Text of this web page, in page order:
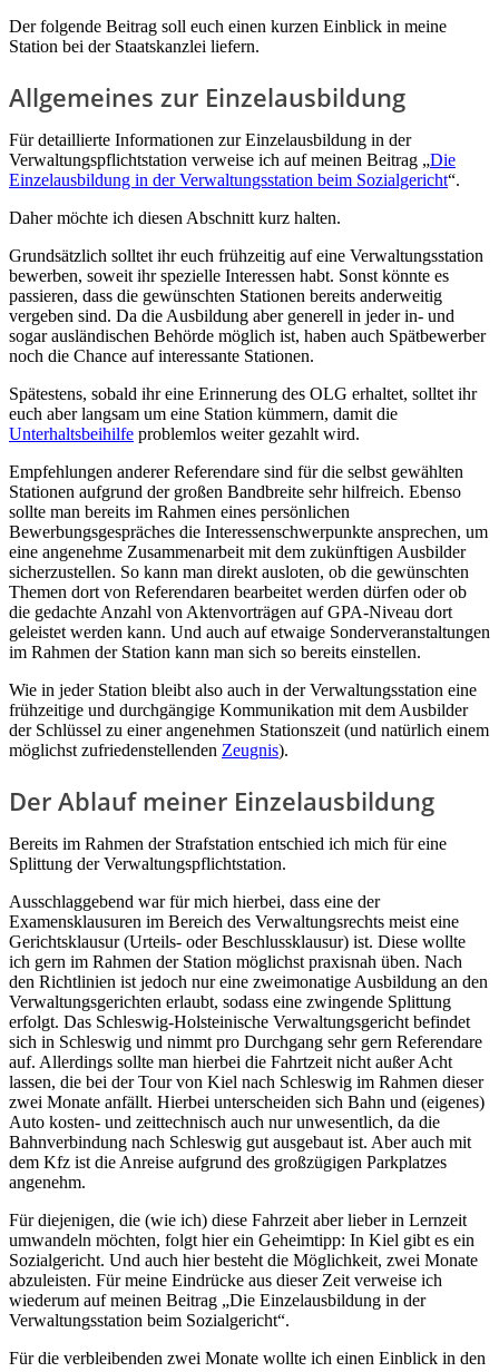
Der folgende Beitrag soll euch einen kurzen Einblick in meine
Station bei der Staatskanzlei liefern.
Allgemeines zur Einzelausbildung
Für detaillierte Informationen zur Einzelausbildung in der
Verwaltungspflichtstation verweise ich auf meinen Beitrag „Die
Einzelausbildung in der Verwaltungsstation beim Sozialgericht“.
Daher möchte ich diesen Abschnitt kurz halten.
Grundsätzlich solltet ihr euch frühzeitig auf eine Verwaltungsstation
bewerben, soweit ihr spezielle Interessen habt. Sonst könnte es
passieren, dass die gewünschten Stationen bereits anderweitig
vergeben sind. Da die Ausbildung aber generell in jeder in- und
sogar ausländischen Behörde möglich ist, haben auch Spätbewerber
noch die Chance auf interessante Stationen.
Spätestens, sobald ihr eine Erinnerung des OLG erhaltet, solltet ihr
euch aber langsam um eine Station kümmern, damit die
Unterhaltsbeihilfe problemlos weiter gezahlt wird.
Empfehlungen anderer Referendare sind für die selbst gewählten
Stationen aufgrund der großen Bandbreite sehr hilfreich. Ebenso
sollte man bereits im Rahmen eines persönlichen
Bewerbungsgespräches die Interessenschwerpunkte ansprechen, um
eine angenehme Zusammenarbeit mit dem zukünftigen Ausbilder
sicherzustellen. So kann man direkt ausloten, ob die gewünschten
Themen dort von Referendaren bearbeitet werden dürfen oder ob
die gedachte Anzahl von Aktenvorträgen auf GPA-Niveau dort
geleistet werden kann. Und auch auf etwaige Sonderveranstaltungen
im Rahmen der Station kann man sich so bereits einstellen.
Wie in jeder Station bleibt also auch in der Verwaltungsstation eine
frühzeitige und durchgängige Kommunikation mit dem Ausbilder
der Schlüssel zu einer angenehmen Stationszeit (und natürlich einem
möglichst zufriedenstellenden Zeugnis).
Der Ablauf meiner Einzelausbildung
Bereits im Rahmen der Strafstation entschied ich mich für eine
Splittung der Verwaltungspflichtstation.
Ausschlaggebend war für mich hierbei, dass eine der
Examensklausuren im Bereich des Verwaltungsrechts meist eine
Gerichtsklausur (Urteils- oder Beschlussklausur) ist. Diese wollte
ich gern im Rahmen der Station möglichst praxisnah üben. Nach
den Richtlinien ist jedoch nur eine zweimonatige Ausbildung an den
Verwaltungsgerichten erlaubt, sodass eine zwingende Splittung
erfolgt. Das Schleswig-Holsteinische Verwaltungsgericht befindet
sich in Schleswig und nimmt pro Durchgang sehr gern Referendare
auf. Allerdings sollte man hierbei die Fahrtzeit nicht außer Acht
lassen, die bei der Tour von Kiel nach Schleswig im Rahmen dieser
zwei Monate anfällt. Hierbei unterscheiden sich Bahn und (eigenes)
Auto kosten- und zeittechnisch auch nur unwesentlich, da die
Bahnverbindung nach Schleswig gut ausgebaut ist. Aber auch mit
dem Kfz ist die Anreise aufgrund des großzügigen Parkplatzes
angenehm.
Für diejenigen, die (wie ich) diese Fahrzeit aber lieber in Lernzeit
umwandeln möchten, folgt hier ein Geheimtipp: In Kiel gibt es ein
Sozialgericht. Und auch hier besteht die Möglichkeit, zwei Monate
abzuleisten. Für meine Eindrücke aus dieser Zeit verweise ich
wiederum auf meinen Beitrag „Die Einzelausbildung in der
Verwaltungsstation beim Sozialgericht“.
Für die verbleibenden zwei Monate wollte ich einen Einblick in den